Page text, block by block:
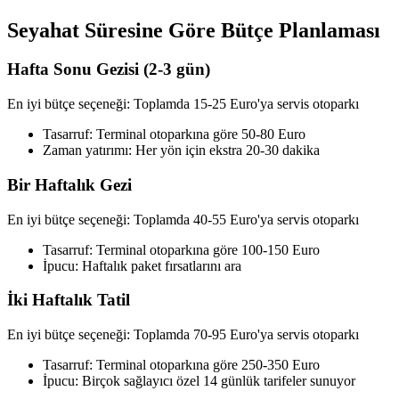
Seyahat Süresine Göre Bütçe Planlaması
Hafta Sonu Gezisi (2-3 gün)
En iyi bütçe seçeneği: Toplamda 15-25 Euro'ya servis otoparkı
Tasarruf: Terminal otoparkına göre 50-80 Euro
Zaman yatırımı: Her yön için ekstra 20-30 dakika
Bir Haftalık Gezi
En iyi bütçe seçeneği: Toplamda 40-55 Euro'ya servis otoparkı
Tasarruf: Terminal otoparkına göre 100-150 Euro
İpucu: Haftalık paket fırsatlarını ara
İki Haftalık Tatil
En iyi bütçe seçeneği: Toplamda 70-95 Euro'ya servis otoparkı
Tasarruf: Terminal otoparkına göre 250-350 Euro
İpucu: Birçok sağlayıcı özel 14 günlük tarifeler sunuyor